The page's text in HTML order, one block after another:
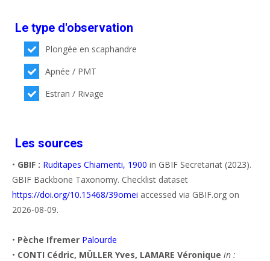
Le type d'observation
Plongée en scaphandre
Apnée / PMT
Estran / Rivage
Les sources
• GBIF : Ruditapes Chiamenti, 1900 in GBIF Secretariat (2023).
GBIF Backbone Taxonomy. Checklist dataset
https://doi.org/10.15468/39omei accessed via GBIF.org on
2026-08-09.
• Pèche Ifremer Palourde
• CONTI Cédric, MÜLLER Yves, LAMARE Véronique in :